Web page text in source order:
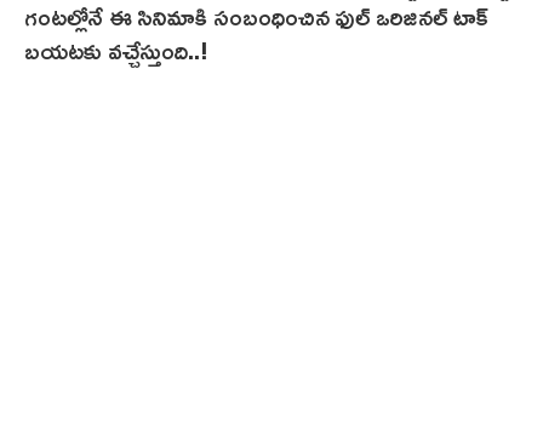
గంటల్లోనే ఈ సినిమాకి సంబంధించిన ఫుల్ ఒరిజినల్ టాక్
బయటకు వచ్చేస్తుంది..!